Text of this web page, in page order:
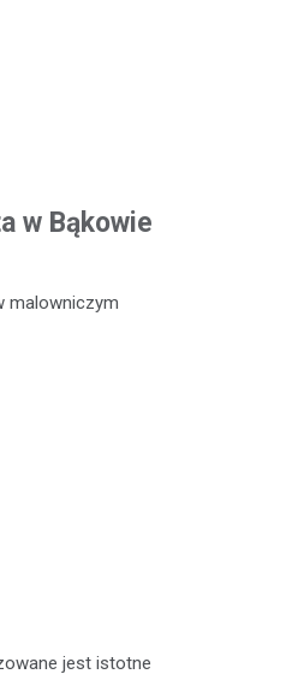
w Bąkowie
malowniczym
jest istotne